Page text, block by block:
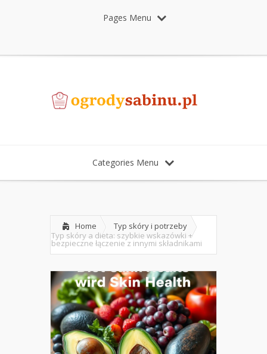
Pages Menu
Categories Menu
Home
Typ skóry i potrzeby
Typ skóry a dieta: szybkie wskazówki +
bezpieczne łączenie z innymi składnikami